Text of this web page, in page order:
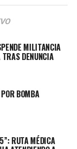
MILITANCIA
TRAS DENUNCIA
BOMBA
RUTA MÉDICA